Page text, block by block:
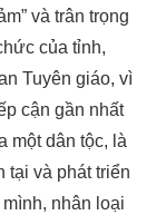
và trân trọng
của tỉnh,
Tuyên giáo, vì
cận gần nhất
một dân tộc, là
tại và phát triển
nhân loại